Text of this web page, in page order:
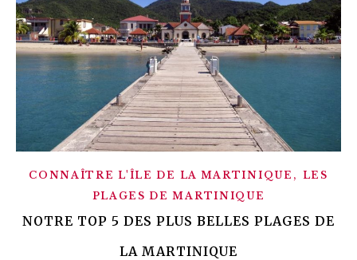
CONNAÎTRE L'ÎLE DE LA MARTINIQUE , LES
PLAGES DE MARTINIQUE
NOTRE TOP 5 DES PLUS BELLES PLAGES DE
LA MARTINIQUE